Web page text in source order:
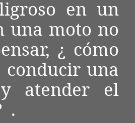
en un
una moto no
¿ cómo
conducir una
atender el
.